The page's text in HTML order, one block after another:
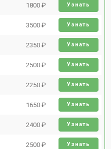
1800 ₽ Узнать
3500 ₽ Узнать
2350 ₽ Узнать
2500 ₽ Узнать
2250 ₽ Узнать
1650 ₽ Узнать
2400 ₽ Узнать
2500 ₽ Узнать